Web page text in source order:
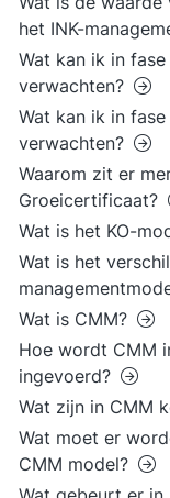
het INK-
Wat kan ik in
verwachten?
Wat kan ik in
verwachten?
Waarom zit er
Groeicertificaat?
Wat is het KO-
Wat is het
Wat is CMM?
Hoe wordt CMM
ingevoerd?
Wat zijn in CMM
Wat moet er
CMM model?